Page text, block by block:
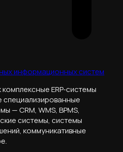
информационных систем
ERP‑системы
специализированные
— CRM, WMS, BPMS,
системы, системы
коммуникативные